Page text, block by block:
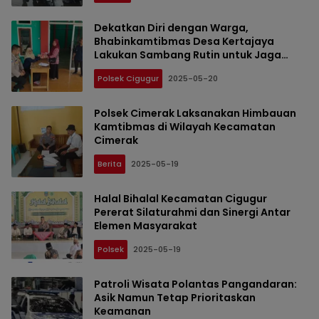
Dekatkan Diri dengan Warga,
Bhabinkamtibmas Desa Kertajaya
Lakukan Sambang Rutin untuk Jaga
Kamtibmas
Polsek Cigugur 2025-05-20
Polsek Cimerak Laksanakan Himbauan
Kamtibmas di Wilayah Kecamatan
Cimerak
Berita 2025-05-19
Halal Bihalal Kecamatan Cigugur
Pererat Silaturahmi dan Sinergi Antar
Elemen Masyarakat
Polsek 2025-05-19
Patroli Wisata Polantas Pangandaran:
Asik Namun Tetap Prioritaskan
Keamanan